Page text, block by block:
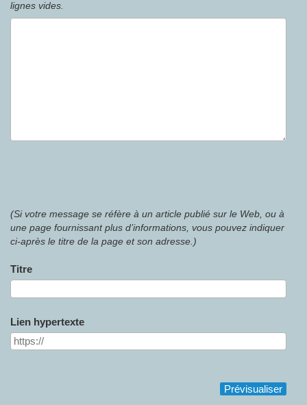
lignes vides.
(Si votre message se réfère à un article publié sur le Web, ou à
une page fournissant plus d’informations, vous pouvez indiquer
ci-après le titre de la page et son adresse.)
Titre
Lien hypertexte